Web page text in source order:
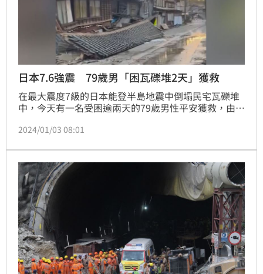
日本7.6強震 79歲男「困瓦礫堆2天」獲救
在最大震度7級的日本能登半島地震中倒塌民宅瓦礫堆
中，今天有一名受困逾兩天的79歲男性平安獲救，由於
動落淚。
2024/01/03 08:01